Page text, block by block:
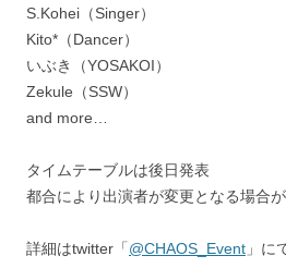
S.Kohei（Singer）
Kito*（Dancer）
いぶき（YOSAKOI）
Zekule（SSW）
and more…
タイムテーブルは後日発表
都合により出演者が変更となる場合
詳細はtwitter「@CHAOS_Event 」に